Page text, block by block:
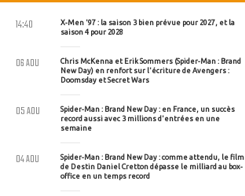
X-Men '97 : la saison 3 bien prévue pour 2027, et la
saison 4 pour 2028
14:40
Chris McKenna et Erik Sommers (Spider-Man : Brand
New Day) en renfort sur l'écriture de Avengers :
Doomsday et Secret Wars
06 AOU
Spider-Man : Brand New Day : en France, un succès
record aussi avec 3 millions d'entrées en une
semaine
05 AOU
Spider-Man : Brand New Day : comme attendu, le film
de Destin Daniel Cretton dépasse le milliard au box-
office en un temps record
04 AOU